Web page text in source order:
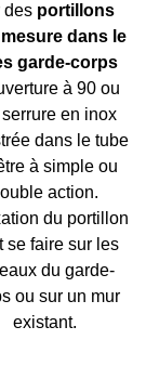
des portillons
dans le
garde-corps
à 90 ou
serrure en inox
dans le tube
à simple ou
action.
du portillon
se faire sur les
du garde-
ou sur un mur
existant.